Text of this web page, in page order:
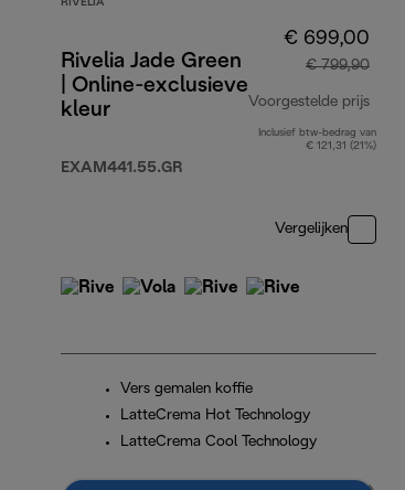
RIVELIA
Rivelia Jade Green
| Online-exclusieve
kleur
EXAM441.55.GR
€ 699,00
€ 799,90
Voorgestelde prijs
Inclusief btw-bedrag van
€ 121,31 (21%)
Vergelijken
Vers gemalen koffie
LatteCrema Hot Technology
LatteCrema Cool Technology